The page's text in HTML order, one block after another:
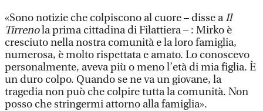
«Sono notizie che colpiscono al cuore – disse aIl
Tirrenola prima cittadina di Filattiera – : Mirko è
cresciuto nella nostra comunità e la loro famiglia,
numerosa, è molto rispettata e amato. Lo conoscevo
personalmente, aveva più o meno l’età di mia figlia. È
un duro colpo. Quando se ne va un giovane, la
tragedia non può che colpire tutta la comunità. Non
posso che stringermi attorno alla famiglia».